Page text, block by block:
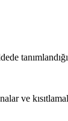
ve